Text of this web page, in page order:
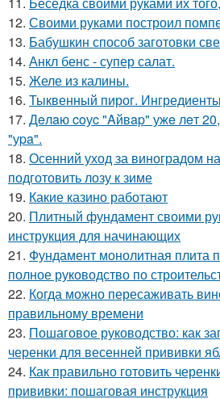
12. Своими руками построил
13. Бабушкин способ заготовки
14. Анкл бенс - супер салат.
15. Желе из калины.
16. Тыквенный пирог.
17. Дeлaю coуc "Aйвap" ужe лeт
"уpa".
18. Осенний уход за виноградом
подготовить лозу к зиме
19. Какие казино работают
20. Плитный фундамент своими
инструкция для начинающих
21. Фундамент монолитная плита
полное руководство по
22. Когда можно пересаживать
правильному времени
23. Пошаговое руководство: как
черенки для весенней прививки
24. Как правильно готовить
прививки: пошаговая инструкция